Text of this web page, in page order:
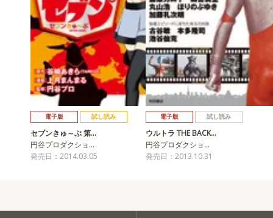
電子版 試し読み
セブンきゅ～ぶ 第…
円谷プロダクショ…
発売日：2014.03.05
電子版 試し読み
ウルトラ THE BACK…
円谷プロダクショ…
発売日：2013.10.31